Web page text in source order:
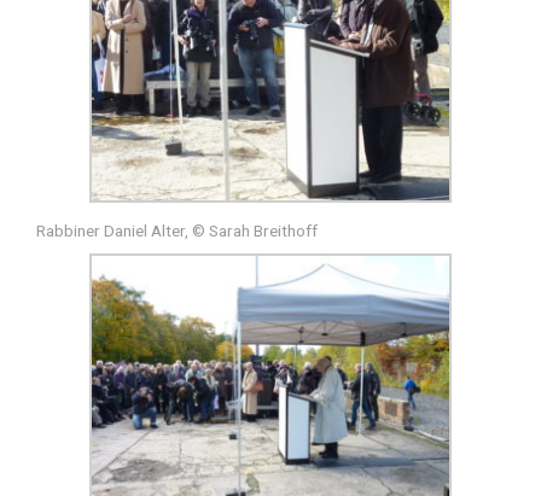
Rabbiner Daniel Alter, © Sarah Breithoff